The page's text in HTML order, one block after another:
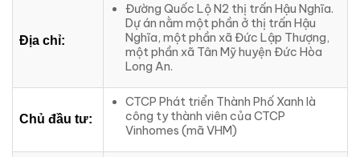
Địa chỉ:
Đường Quốc Lộ N2 thị trấn Hậu Nghĩa.
Dự án nằm một phần ở thị trấn Hậu
Nghĩa, một phần xã Đức Lập Thượng,
một phần xã Tân Mỹ huyện Đức Hòa
Long An.
Chủ đầu tư:
CTCP Phát triển Thành Phố Xanh là
công ty thành viên của CTCP
Vinhomes (mã VHM)